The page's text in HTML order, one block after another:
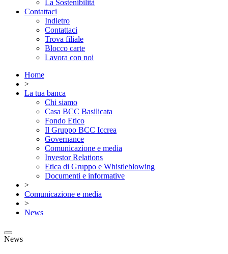
La Sostenibilità
Contattaci
Indietro
Contattaci
Trova filiale
Blocco carte
Lavora con noi
Home
>
La tua banca
Chi siamo
Casa BCC Basilicata
Fondo Etico
Il Gruppo BCC Iccrea
Governance
Comunicazione e media
Investor Relations
Etica di Gruppo e Whistleblowing
Documenti e informative
>
Comunicazione e media
>
News
News